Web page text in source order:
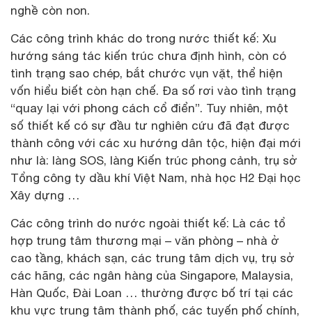
nghề còn non.
Các công trình khác do trong nước thiết kế: Xu
hướng sáng tác kiến trúc chưa định hình, còn có
tình trạng sao chép, bắt chước vụn vặt, thể hiện
vốn hiểu biết còn hạn chế. Đa số rơi vào tình trạng
“quay lại với phong cách cổ điển”. Tuy nhiên, một
số thiết kế có sự đầu tư nghiên cứu đã đạt được
thành công với các xu hướng dân tộc, hiện đại mới
như là: làng SOS, làng Kiến trúc phong cảnh, trụ sở
Tổng công ty dầu khí Việt Nam, nhà học H2 Đại học
Xây dựng …
Các công trình do nước ngoài thiết kế: Là các tổ
hợp trung tâm thương mại – văn phòng – nhà ở
cao tầng, khách sạn, các trung tâm dịch vụ, trụ sở
các hãng, các ngân hàng của Singapore, Malaysia,
Hàn Quốc, Đài Loan … thường được bố trí tại các
khu vực trung tâm thành phố, các tuyến phố chính,